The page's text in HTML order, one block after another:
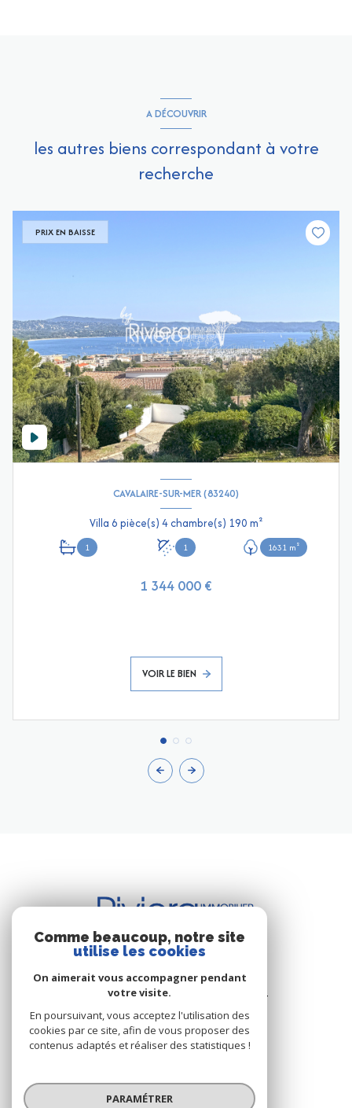
A DÉCOUVRIR
les autres biens correspondant à votre
recherche
PRIX EN BAISSE
CAVALAIRE-SUR-MER (83240)
Villa 6 pièce(s) 4 chambre(s) 190 m²
1 1 1631 m²
1 344 000 €
VOIR LE BIEN
BUREAU DE CAVALAIRE
Les Résidence du Port - Rue du Port
83240 Cavalaire-sur-Mer
+33.(0)4.94.64.66.53
+33.(0)6.03.00.02.28
riviera.immobilier@wanadoo.fr
Comme beaucoup, notre site
utilise les cookies
On aimerait vous accompagner pendant
votre visite.
En poursuivant, vous acceptez l'utilisation des
cookies par ce site, afin de vous proposer des
contenus adaptés et réaliser des statistiques !
PARAMÉTRER